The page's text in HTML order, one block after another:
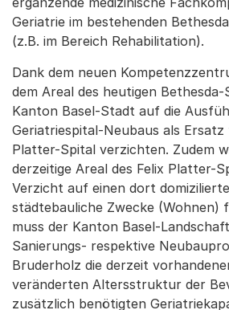
Geriatrie im bestehenden
(z.B. im Bereich Rehabilitation).
Dank dem neuen
dem Areal des heutigen
Kanton Basel-Stadt auf die
Geriatriespital-Neubaus als Ersatz
Platter-Spital verzichten. Zudem
derzeitige Areal des Felix Platter-
Verzicht auf einen dort
städtebauliche Zwecke (Wohnen)
muss der Kanton Basel-
Sanierungs- respektive
Bruderholz die derzeit
veränderten Altersstruktur der
zusätzlich benötigten